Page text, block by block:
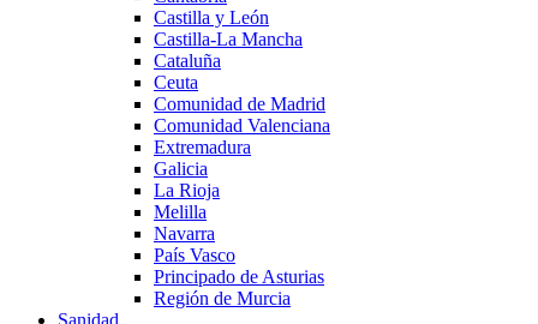
Castilla y León
Castilla-La Mancha
Cataluña
Ceuta
Comunidad de Madrid
Comunidad Valenciana
Extremadura
Galicia
La Rioja
Melilla
Navarra
País Vasco
Principado de Asturias
Región de Murcia
Sanidad